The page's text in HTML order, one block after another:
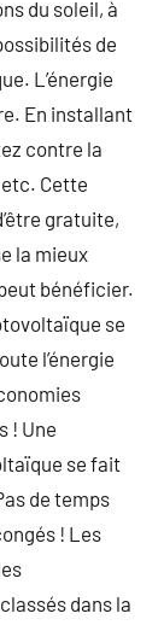
du soleil, à
de
L’énergie
En installant
contre la
Cette
gratuite,
la mieux
bénéficier.
se
l’énergie
! Une
se fait
de temps
! Les
dans la